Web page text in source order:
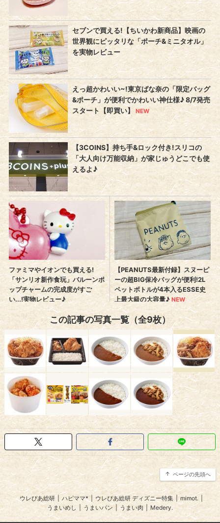
この記事の写真一覧（全9枚）
ページの先頭へ
ウレぴあ総研 | ハピママ* | ウレぴあ総研 ディズニー特集 mimot.
うまいめし
| うまいパン うまい肉 Medery.